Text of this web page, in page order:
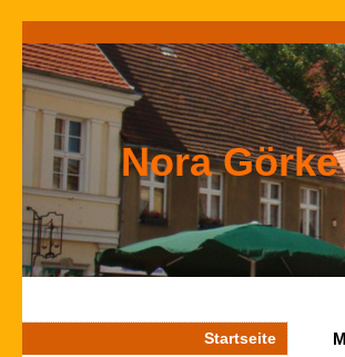
Nora
Startseite